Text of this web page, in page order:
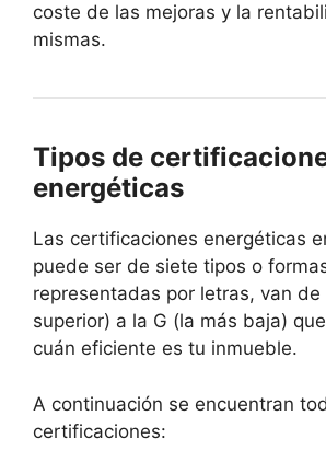
coste de las mejoras y la
mismas.
Tipos de
energéticas
Las certificaciones energéticas
puede ser de siete tipos o
representadas por letras, van de
superior) a la G (la más baja)
cuán eficiente es tu inmueble.
A continuación se encuentran
certificaciones: